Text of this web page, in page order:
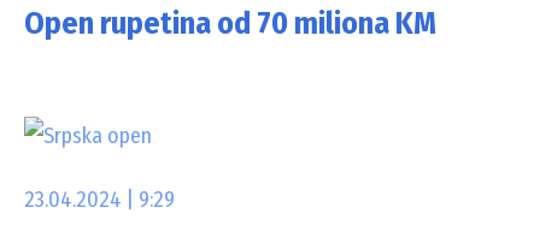
Open rupetina od 70 miliona KM
23.04.2024 | 9:29